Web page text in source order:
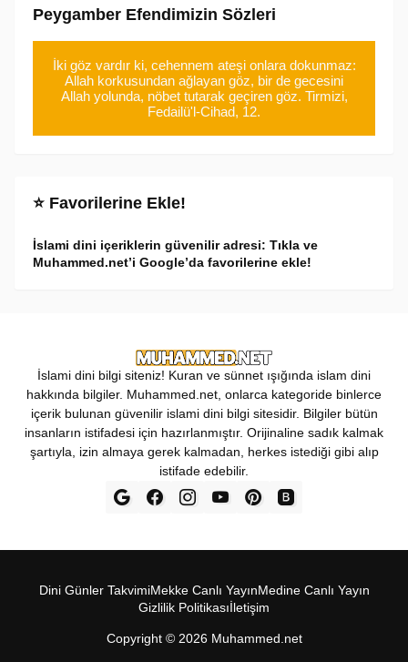
Peygamber Efendimizin Sözleri
İki göz vardır ki, cehennem ateşi onlara dokunmaz:
Allah korkusundan ağlayan göz, bir de gecesini
Allah yolunda, nöbet tutarak geçiren göz. Tirmizi,
Fedailü'l-Cihad, 12.
⭐ Favorilerine Ekle!
İslami dini içeriklerin güvenilir adresi: Tıkla ve
Muhammed.net’i Google’da favorilerine ekle!
İslami dini bilgi siteniz! Kuran ve sünnet ışığında islam dini
hakkında bilgiler. Muhammed.net, onlarca kategoride binlerce
içerik bulunan güvenilir islami dini bilgi sitesidir. Bilgiler bütün
insanların istifadesi için hazırlanmıştır. Orijinaline sadık kalmak
şartıyla, izin almaya gerek kalmadan, herkes istediği gibi alıp
istifade edebilir.
Copyright © 2026 Muhammed.net
Dini Günler TakvimiMekke Canl‎ı Yay‎ınMedine Canl‎ı Yayı‎n
Gizlilik Politikas‎ıİletişim